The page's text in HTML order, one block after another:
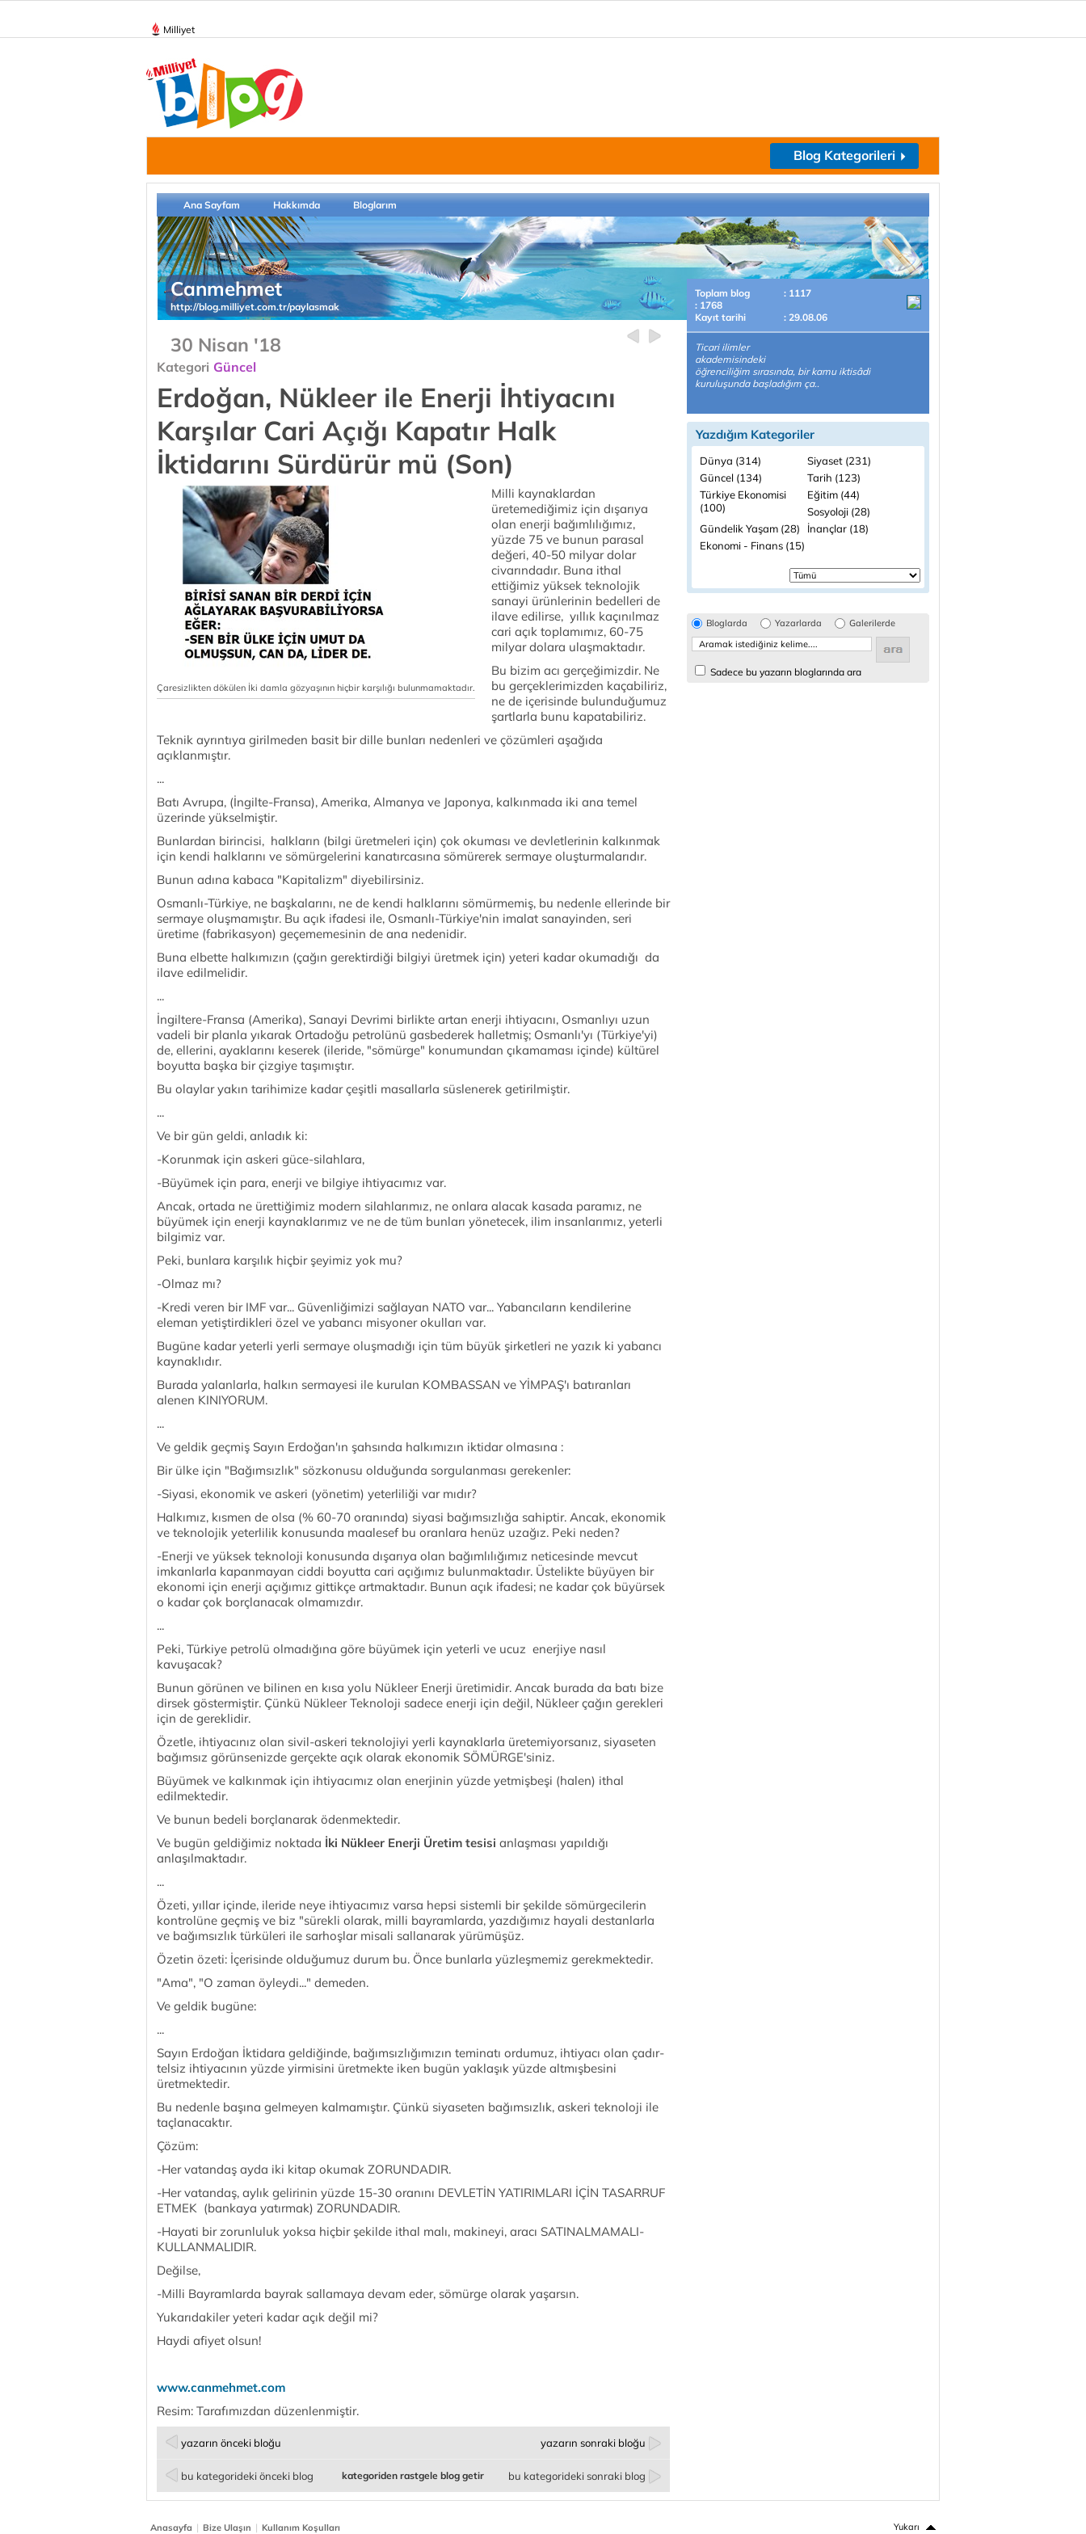
Milliyet
Blog Kategorileri
Ana Sayfam Hakkımda Bloglarım
Canmehmet
http://blog.milliyet.com.tr/paylasmak
30 Nisan '18
Kategori Güncel
Erdoğan, Nükleer ile Enerji İhtiyacını
Karşılar Cari Açığı Kapatır Halk
İktidarını Sürdürür mü (Son)
Çaresizlikten dökülen İki damla gözyaşının hiçbir karşılığı bulunmamaktadır.
Milli kaynaklardan
üretemediğimiz için dışarıya
olan enerji bağımlılığımız,
yüzde 75 ve bunun parasal
değeri, 40-50 milyar dolar
civarındadır. Buna ithal
ettiğimiz yüksek teknolojik
sanayi ürünlerinin bedelleri de
ilave edilirse, yıllık kaçınılmaz
cari açık toplamımız, 60-75
milyar dolara ulaşmaktadır.
Bu bizim acı gerçeğimizdir. Ne
bu gerçeklerimizden kaçabiliriz,
ne de içerisinde bulunduğumuz
şartlarla bunu kapatabiliriz.
Teknik ayrıntıya girilmeden basit bir dille bunları nedenleri ve çözümleri aşağıda
açıklanmıştır.
...
Batı Avrupa, (İngilte-Fransa), Amerika, Almanya ve Japonya, kalkınmada iki ana temel
üzerinde yükselmiştir.
Bunlardan birincisi, halkların (bilgi üretmeleri için) çok okuması ve devletlerinin kalkınmak
için kendi halklarını ve sömürgelerini kanatırcasına sömürerek sermaye oluşturmalarıdır.
Bunun adına kabaca "Kapitalizm" diyebilirsiniz.
Osmanlı-Türkiye, ne başkalarını, ne de kendi halklarını sömürmemiş, bu nedenle ellerinde bir
sermaye oluşmamıştır. Bu açık ifadesi ile, Osmanlı-Türkiye'nin imalat sanayinden, seri
üretime (fabrikasyon) geçememesinin de ana nedenidir.
Buna elbette halkımızın (çağın gerektirdiği bilgiyi üretmek için) yeteri kadar okumadığı da
ilave edilmelidir.
...
İngiltere-Fransa (Amerika), Sanayi Devrimi birlikte artan enerji ihtiyacını, Osmanlıyı uzun
vadeli bir planla yıkarak Ortadoğu petrolünü gasbederek halletmiş; Osmanlı'yı (Türkiye'yi)
de, ellerini, ayaklarını keserek (ileride, "sömürge" konumundan çıkamaması içinde) kültürel
boyutta başka bir çizgiye taşımıştır.
Bu olaylar yakın tarihimize kadar çeşitli masallarla süslenerek getirilmiştir.
...
Ve bir gün geldi, anladık ki:
-Korunmak için askeri güce-silahlara,
-Büyümek için para, enerji ve bilgiye ihtiyacımız var.
Ancak, ortada ne ürettiğimiz modern silahlarımız, ne onlara alacak kasada paramız, ne
büyümek için enerji kaynaklarımız ve ne de tüm bunları yönetecek, ilim insanlarımız, yeterli
bilgimiz var.
Peki, bunlara karşılık hiçbir şeyimiz yok mu?
-Olmaz mı?
-Kredi veren bir IMF var... Güvenliğimizi sağlayan NATO var... Yabancıların kendilerine
eleman yetiştirdikleri özel ve yabancı misyoner okulları var.
Bugüne kadar yeterli yerli sermaye oluşmadığı için tüm büyük şirketleri ne yazık ki yabancı
kaynaklıdır.
Burada yalanlarla, halkın sermayesi ile kurulan KOMBASSAN ve YİMPAŞ'ı batıranları
alenen KINIYORUM.
...
Ve geldik geçmiş Sayın Erdoğan'ın şahsında halkımızın iktidar olmasına :
Bir ülke için "Bağımsızlık" sözkonusu olduğunda sorgulanması gerekenler:
-Siyasi, ekonomik ve askeri (yönetim) yeterliliği var mıdır?
Halkımız, kısmen de olsa (% 60-70 oranında) siyasi bağımsızlığa sahiptir. Ancak, ekonomik
ve teknolojik yeterlilik konusunda maalesef bu oranlara henüz uzağız. Peki neden?
-Enerji ve yüksek teknoloji konusunda dışarıya olan bağımlılığımız neticesinde mevcut
imkanlarla kapanmayan ciddi boyutta cari açığımız bulunmaktadır. Üstelikte büyüyen bir
ekonomi için enerji açığımız gittikçe artmaktadır. Bunun açık ifadesi; ne kadar çok büyürsek
o kadar çok borçlanacak olmamızdır.
...
Peki, Türkiye petrolü olmadığına göre büyümek için yeterli ve ucuz enerjiye nasıl
kavuşacak?
Bunun görünen ve bilinen en kısa yolu Nükleer Enerji üretimidir. Ancak burada da batı bize
dirsek göstermiştir. Çünkü Nükleer Teknoloji sadece enerji için değil, Nükleer çağın gerekleri
için de gereklidir.
Özetle, ihtiyacınız olan sivil-askeri teknolojiyi yerli kaynaklarla üretemiyorsanız, siyaseten
bağımsız görünsenizde gerçekte açık olarak ekonomik SÖMÜRGE'siniz.
Büyümek ve kalkınmak için ihtiyacımız olan enerjinin yüzde yetmişbeşi (halen) ithal
edilmektedir.
Ve bunun bedeli borçlanarak ödenmektedir.
Ve bugün geldiğimiz noktada İki Nükleer Enerji Üretim tesisi anlaşması yapıldığı
anlaşılmaktadır.
...
Özeti, yıllar içinde, ileride neye ihtiyacımız varsa hepsi sistemli bir şekilde sömürgecilerin
kontrolüne geçmiş ve biz "sürekli olarak, milli bayramlarda, yazdığımız hayali destanlarla
ve bağımsızlık türküleri ile sarhoşlar misali sallanarak yürümüşüz.
Özetin özeti: İçerisinde olduğumuz durum bu. Önce bunlarla yüzleşmemiz gerekmektedir.
"Ama", "O zaman öyleydi..." demeden.
Ve geldik bugüne:
...
Sayın Erdoğan İktidara geldiğinde, bağımsızlığımızın teminatı ordumuz, ihtiyacı olan çadır-
telsiz ihtiyacının yüzde yirmisini üretmekte iken bugün yaklaşık yüzde altmışbesini
üretmektedir.
Bu nedenle başına gelmeyen kalmamıştır. Çünkü siyaseten bağımsızlık, askeri teknoloji ile
taçlanacaktır.
Çözüm:
-Her vatandaş ayda iki kitap okumak ZORUNDADIR.
-Her vatandaş, aylık gelirinin yüzde 15-30 oranını DEVLETİN YATIRIMLARI İÇİN TASARRUF
ETMEK (bankaya yatırmak) ZORUNDADIR.
-Hayati bir zorunluluk yoksa hiçbir şekilde ithal malı, makineyi, aracı SATINALMAMALI-
KULLANMALIDIR.
Değilse,
-Milli Bayramlarda bayrak sallamaya devam eder, sömürge olarak yaşarsın.
Yukarıdakiler yeteri kadar açık değil mi?
Haydi afiyet olsun!
www.canmehmet.com
Resim: Tarafımızdan düzenlenmiştir.
yazarın önceki bloğu yazarın sonraki bloğu
bu kategorideki önceki blog bu kategorideki sonraki blog
kategoriden rastgele blog getir
Toplam blog
: 1117
: 1768
Kayıt tarihi
: 29.08.06
Ticari ilimler
akademisindeki
öğrenciliğim sırasında, bir kamu iktisâdi
kuruluşunda başladığım ça..
Yazdığım Kategoriler
Dünya (314)
Siyaset (231)
Güncel (134)
Tarih (123)
Türkiye Ekonomisi
(100)
Eğitim (44)
Sosyoloji (28)
Gündelik Yaşam (28)
İnançlar (18)
Ekonomi - Finans (15)
Bloglarda Yazarlarda Galerilerde
Sadece bu yazarın bloglarında ara
Anasayfa | Bize Ulaşın | Kullanım Koşulları Yukarı